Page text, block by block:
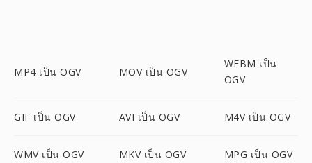
MP4 เป็น OGV MOV เป็น OGV
WEBM เป็น
OGV
GIF เป็น OGV AVI เป็น OGV M4V เป็น OGV
WMV เป็น OGV MKV เป็น OGV MPG เป็น OGV